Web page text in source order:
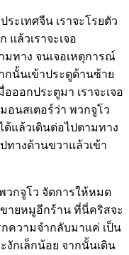
ระเทศจีน เราจะโรยตัว
แล้วเราจะเจอ
มทาง จนเจอเหตุการณ์
กนั้นเข้าประตูด้านซ้าย
ออกประตูมา เราจะเจอ
อนสเตอร์ว่า พวกจูโว
ด้แล้วเดินต่อไปตามทาง
ทางด้านขวาแล้วเข้า
วกจูโว จัดการให้หมด
ายหมูอีกร้าน ที่นี่คริสจะ
ความจำกลับมาแค่ เป็น
งักเล็กน้อย จากนั้นเดิน